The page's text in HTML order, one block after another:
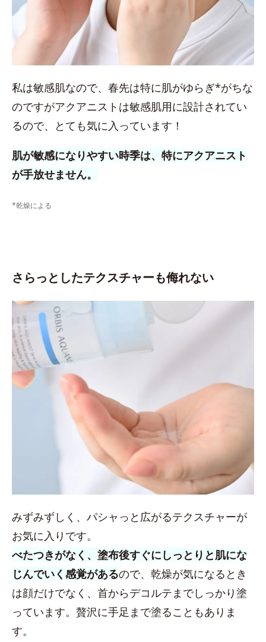
私は敏感肌なので、春先は特に肌がゆらぎ*がちな
のですがアクアニストは敏感肌用に設計されてい
るので、とても気に入っています！
肌が敏感になりやすい時季は、特にアクアニスト
が手放せません。
*乾燥による
さらっとしたテクスチャーも侮れない
みずみずしく、パシャっと広がるテクスチャーが
お気に入りです。
べたつきがなく、塗布後すぐにしっとりと肌にな
じんでいく感覚があるので、乾燥が気になるとき
は顔だけでなく、首からデコルテまでしっかり塗
っています。贅沢に手足まで塗ることもありま
す。